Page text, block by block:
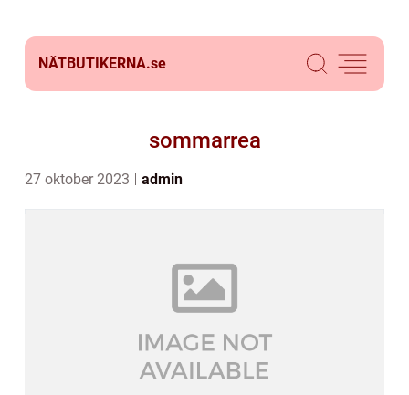
NÄTBUTIKERNA.se
sommarrea
27 oktober 2023 admin